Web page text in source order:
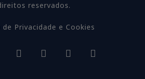
reservados.
Privacidade e Cookies
youtubegoogle-instagramwhatsapp